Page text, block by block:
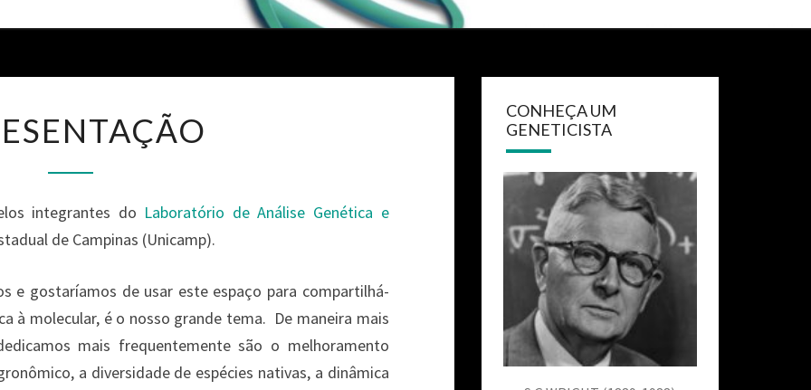
integrantes do Laboratório de Análise Genética e
de Campinas (Unicamp).
e gostaríamos de usar este espaço para compartilhá-
à molecular, é o nosso grande tema. De maneira mais
mais frequentemente são o melhoramento
a diversidade de espécies nativas, a dinâmica
CONHEÇA UM
GENETICISTA